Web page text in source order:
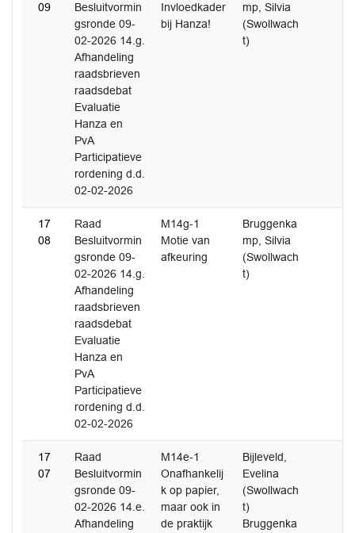
09
Besluitvormin
gsronde 09-
02-2026 14.g.
Afhandeling
raadsbrieven
raadsdebat
Evaluatie
Hanza en
PvA
Participatieve
rordening d.d.
02-02-2026
Invloedkader
bij Hanza!
mp, Silvia
(Swollwach
t)
17
08
Raad
Besluitvormin
gsronde 09-
02-2026 14.g.
Afhandeling
raadsbrieven
raadsdebat
Evaluatie
Hanza en
PvA
Participatieve
rordening d.d.
02-02-2026
M14g-1
Motie van
afkeuring
Bruggenka
mp, Silvia
(Swollwach
t)
17
07
Raad
Besluitvormin
gsronde 09-
02-2026 14.e.
Afhandeling
M14e-1
Onafhankelij
k op papier,
maar ook in
de praktijk
Bijleveld,
Evelina
(Swollwach
t)
Bruggenka